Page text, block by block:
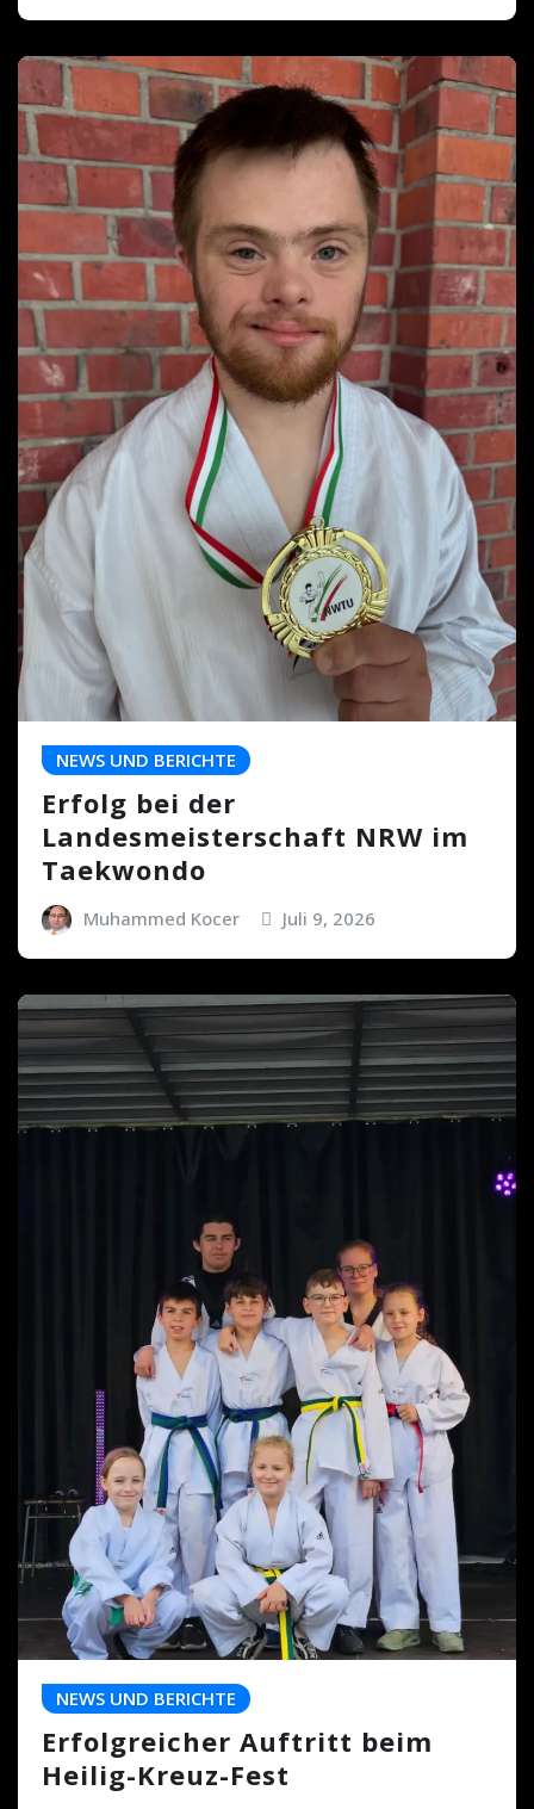
NEWS UND BERICHTE
Erfolg bei der
Landesmeisterschaft NRW im
Taekwondo
Muhammed Kocer Juli 9, 2026
NEWS UND BERICHTE
Erfolgreicher Auftritt beim
Heilig-Kreuz-Fest